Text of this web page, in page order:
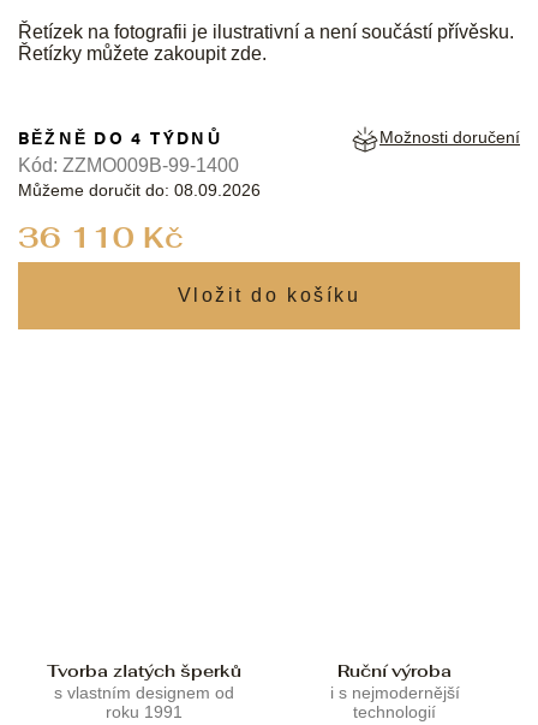
Řetízek na fotografii je ilustrativní a není součástí přívěsku.
Řetízky můžete zakoupitzde.
36 110 Kč
BĚŽNĚ DO 4 TÝDNŮ
Můžeme doručit do: 08.09.2026
Možnosti doručení
Kód: ZZMO009B-99-1400
Tvorba zlatých šperků
s vlastním designem od
roku 1991
Ruční výroba
i s nejmodernější
technologií